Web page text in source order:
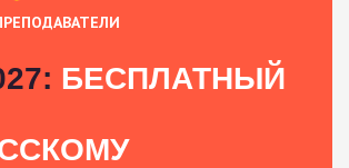
БЕСПЛАТНЫЙ